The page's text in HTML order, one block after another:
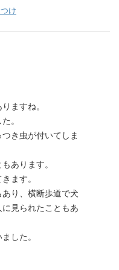
け
ますね。
。
き虫が付いてしま
あります。
ます。
り、横断歩道で犬
見られたこともあ
した。